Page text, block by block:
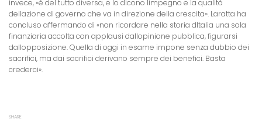
invece, «è del tutto diversa, e lo dicono limpegno e la qualità
dellazione di governo che va in direzione della crescita». Laratta ha
concluso affermando di «non ricordare nella storia dItalia una sola
finanziaria accolta con applausi dallopinione pubblica, figurarsi
dallopposizione. Quella di oggi in esame impone senza dubbio dei
sacrifici, ma dai sacrifici derivano sempre dei benefici. Basta
crederci».
SHARE